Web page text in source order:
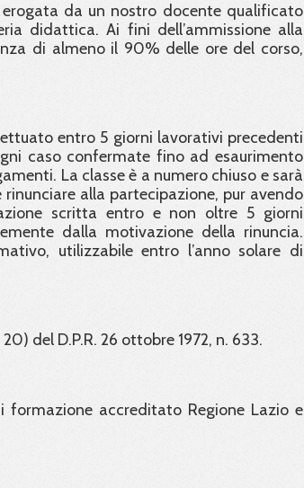
da un nostro docente qualificato
didattica. Ai fini dell’ammissione alla
di almeno il 90% delle ore del corso,
entro 5 giorni lavorativi precedenti
caso confermate fino ad esaurimento
La classe è a numero chiuso e sarà
alla partecipazione, pur avendo
scritta entro e non oltre 5 giorni
dalla motivazione della rinuncia.
utilizzabile entro l’anno solare di
del D.P.R. 26 ottobre 1972, n. 633.
formazione accreditato Regione Lazio e